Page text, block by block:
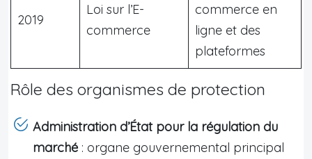
2019
Loi sur l’E-
commerce
commerce en
ligne et des
plateformes
Rôle des organismes de protection
Administration d’État pour la régulation du
marché : organe gouvernemental principal